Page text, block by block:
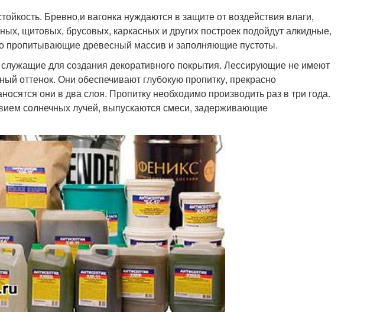
Бревно,и вагонка нуждаются в защите от воздействия влаги,
щитовых, брусовых, каркасных и других построек подойдут алкидные,
пропитывающие древесный массив и заполняющие пустоты.
для создания декоративного покрытия. Лессирующие не имеют
оттенок. Они обеспечивают глубокую пропитку, прекрасно
они в два слоя. Пропитку необходимо производить раз в три года.
солнечных лучей, выпускаются смеси, задерживающие